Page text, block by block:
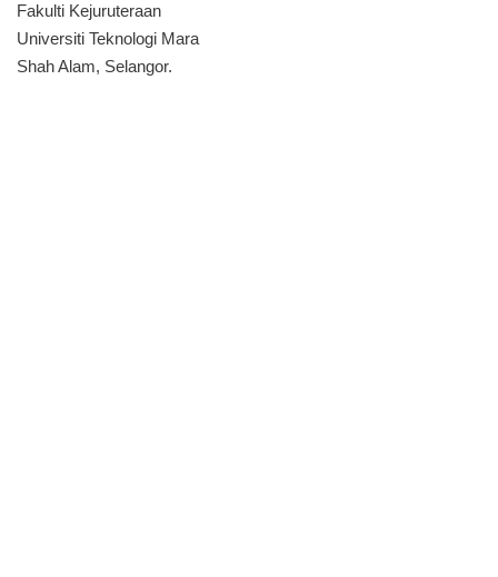
Fakulti Kejuruteraan
Universiti Teknologi Mara
Shah Alam, Selangor.